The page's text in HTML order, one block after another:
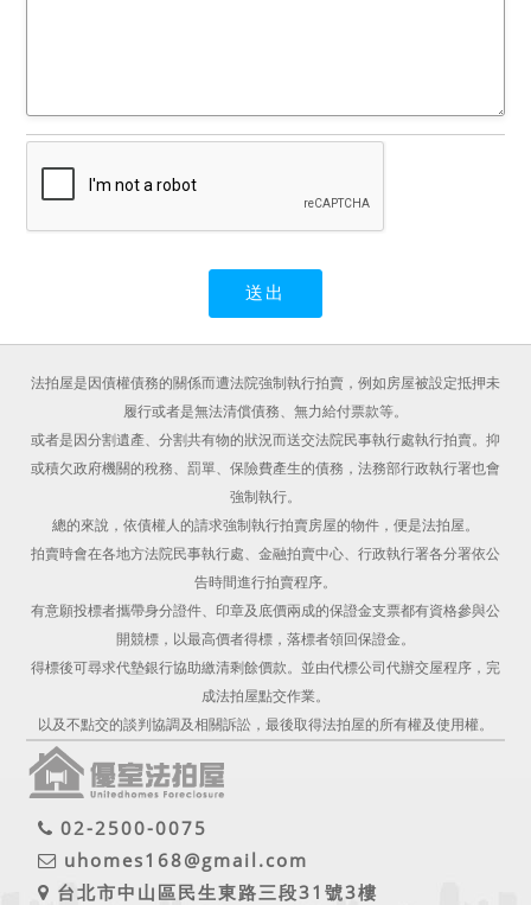
法拍屋是因債權債務的關係而遭法院強制執行拍賣，例如房屋被設定抵押未
履行或者是無法清償債務、無力給付票款等。
或者是因分割遺產、分割共有物的狀況而送交法院民事執行處執行拍賣。抑
或積欠政府機關的稅務、罰單、保險費產生的債務，法務部行政執行署也會
強制執行。
總的來說，依債權人的請求強制執行拍賣房屋的物件，便是法拍屋。
拍賣時會在各地方法院民事執行處、金融拍賣中心、行政執行署各分署依公
告時間進行拍賣程序。
有意願投標者攜帶身分證件、印章及底價兩成的保證金支票都有資格參與公
開競標，以最高價者得標，落標者領回保證金。
得標後可尋求代墊銀行協助繳清剩餘價款。並由代標公司代辦交屋程序，完
成法拍屋點交作業。
以及不點交的談判協調及相關訴訟，最後取得法拍屋的所有權及使用權。
02-2500-0075
uhomes168@gmail.com
台北市中山區民生東路三段31號3樓